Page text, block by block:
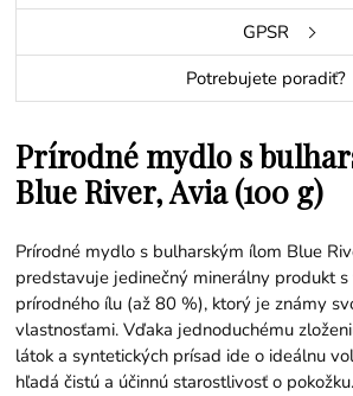
GPSR
Potrebujete poradiť?
Prírodné mydlo s
Blue River, Avia (100 g)
Prírodné mydlo s bulharským ílom Blue
predstavuje jedinečný minerálny produkt
prírodného ílu (až 80 %), ktorý je známy
vlastnosťami. Vďaka jednoduchému
látok a syntetických prísad ide o ideálnu
hľadá čistú a účinnú starostlivosť o pokožku.